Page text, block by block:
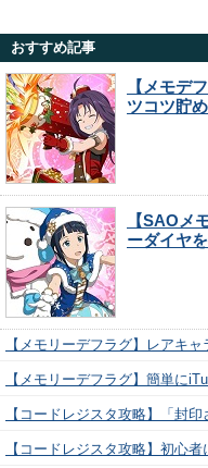
おすすめ記事
【メモデ
ツコツ貯
【SAOメ
ーダイヤ
【メモリーデフラグ】レアキ
【メモリーデフラグ】簡単に
【コードレジスタ攻略】「封
【コードレジスタ攻略】初心